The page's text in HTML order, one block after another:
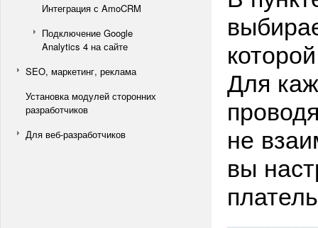
Интеграция с AmoCRM
Подключение Google
Analytics 4 на сайте
SEO, маркетинг, реклама
Установка модулей сторонних
разработчиков
Для веб-разработчиков
Для
не
вы